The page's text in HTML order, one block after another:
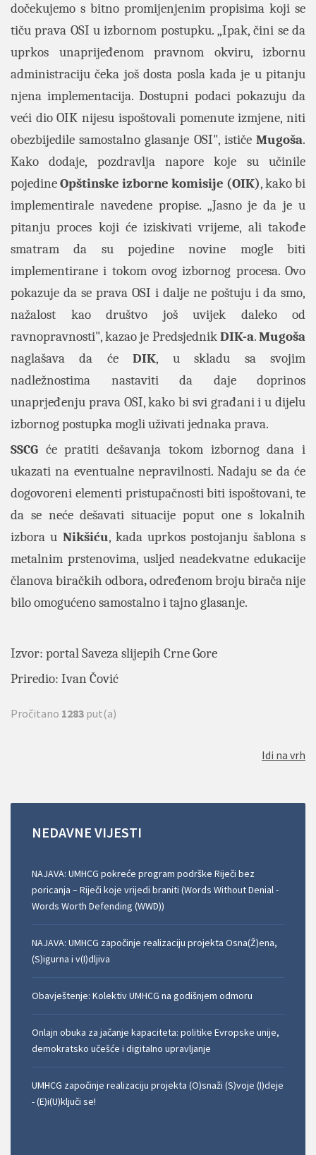
dočekujemo s bitno promijenjenim propisima koji se
tiču prava OSI u izbornom postupku. „Ipak, čini se da
uprkos unaprijeđenom pravnom okviru, izbornu
administraciju čeka još dosta posla kada je u pitanju
njena implementacija. Dostupni podaci pokazuju da
veći dio OIK nijesu ispoštovali pomenute izmjene, niti
obezbijedile samostalno glasanje OSI", ističe Mugoša.
Kako dodaje, pozdravlja napore koje su učinile
pojedineOpštinske izborne komisije (OIK), kako bi
implementirale navedene propise. „Jasno je da je u
pitanju proces koji će iziskivati vrijeme, ali takođe
smatram da su pojedine novine mogle biti
implementirane i tokom ovog izbornog procesa. Ovo
pokazuje da se prava OSI i dalje ne poštuju i da smo,
nažalost kao društvo još uvijek daleko od
ravnopravnosti", kazao je PredsjednikDIK-a.Mugoša
naglašava da ćeDIK, u skladu sa svojim
nadležnostima nastaviti da daje doprinos
unaprjeđenju prava OSI, kako bi svi građani i u dijelu
izbornog postupka mogli uživati jednaka prava.
SSCG će pratiti dešavanja tokom izbornog dana i
ukazati na eventualne nepravilnosti. Nadaju se da će
dogovoreni elementi pristupačnosti biti ispoštovani, te
da se neće dešavati situacije poput one s lokalnih
izbora u Nikšiću, kada uprkos postojanju šablona s
metalnim prstenovima, usljed neadekvatne edukacije
članova biračkih odbora,određenom broju birača nije
bilo omogućeno samostalno i tajno glasanje.
Izvor: portalSaveza slijepih Crne Gore
Priredio: Ivan Čović
Pročitano 1283 put(a)
Idi na vrh
NEDAVNE VIJESTI
NAJAVA: UMHCG pokreće program podrške Riječi bez
poricanja – Riječi koje vrijedi braniti (Words Without Denial -
Words Worth Defending (WWD))
NAJAVA: UMHCG započinje realizaciju projekta Osna(Ž)ena,
(S)igurna i v(I)dljiva
Obavještenje: Kolektiv UMHCG na godišnjem odmoru
Onlajn obuka za jačanje kapaciteta: politike Evropske unije,
demokratsko učešće i digitalno upravljanje
UMHCG započinje realizaciju projekta (O)snaži (S)voje (I)deje
- (E)i(U)ključi se!